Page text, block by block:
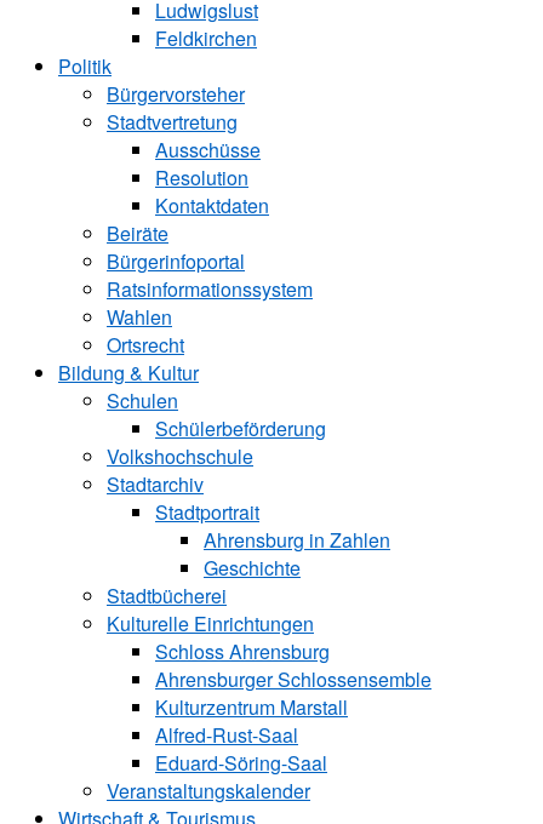
Ludwigslust
Feldkirchen
Politik
Bürgervorsteher
Stadtvertretung
Ausschüsse
Resolution
Kontaktdaten
Beiräte
Bürgerinfoportal
Ratsinformationssystem
Wahlen
Ortsrecht
Bildung & Kultur
Schulen
Schülerbeförderung
Volkshochschule
Stadtarchiv
Stadtportrait
Ahrensburg in Zahlen
Geschichte
Stadtbücherei
Kulturelle Einrichtungen
Schloss Ahrensburg
Ahrensburger Schlossensemble
Kulturzentrum Marstall
Alfred-Rust-Saal
Eduard-Söring-Saal
Veranstaltungskalender